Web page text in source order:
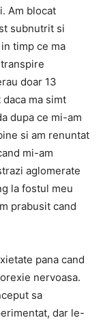
Am blocat
subnutrit si
timp ce ma
doar 13
ma simt
dupa ce mi-am
si am renuntat
mi-am
aglomerate
la fostul meu
prabusit cand
pana cand
nervoasa.
sa
dar le-